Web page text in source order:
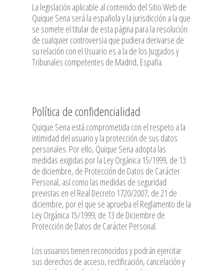
La legislación aplicable al contenido del Sitio Web de
Quique Sena será la española y la jurisdicción a la que
se somete el titular de esta página para la resolución
de cualquier controversia que pudiera derivarse de
su relación con el Usuario es a la de los Juzgados y
Tribunales competentes de Madrid, España.
Política de confidencialidad
Quique Sena está comprometida con el respeto a la
intimidad del usuario y la protección de sus datos
personales. Por ello, Quique Sena adopta las
medidas exigidas por la Ley Orgánica 15/1999, de 13
de diciembre, de Protección de Datos de Carácter
Personal, así como las medidas de seguridad
previstas en el Real Decreto 1720/2007, de 21 de
diciembre, por el que se aprueba el Reglamento de la
Ley Orgánica 15/1999, de 13 de Diciembre de
Protección de Datos de Carácter Personal.
Los usuarios tienen reconocidos y podrán ejercitar
sus derechos de acceso, rectificación, cancelación y